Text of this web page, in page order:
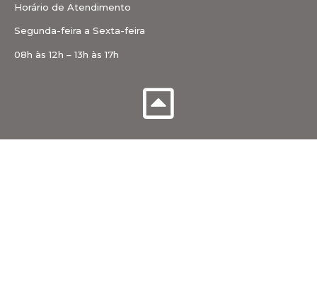
Horário de Atendimento
Segunda-feira a Sexta-feira
08h às 12h – 13h às 17h